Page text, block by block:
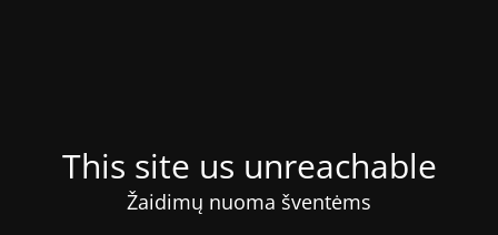
This site us unreachable
Žaidimų nuoma šventėms